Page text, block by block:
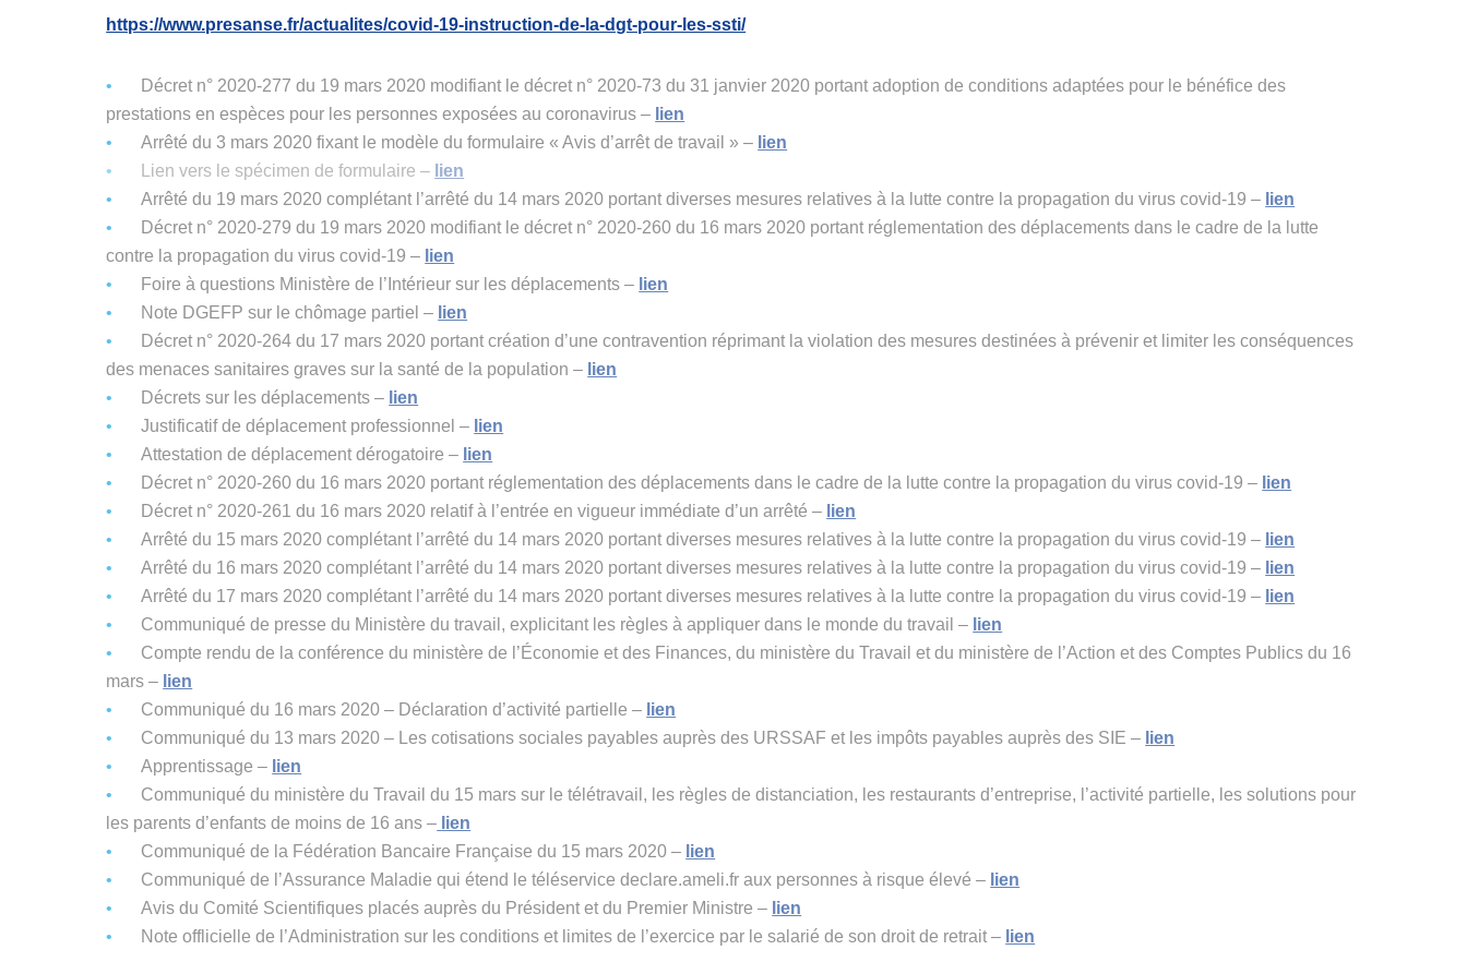
https://www.presanse.fr/actualites/covid-19-instruction-de-la-dgt-pour-les-ssti/
Décret n° 2020-277 du 19 mars 2020 modifiant le décret n° 2020-73 du 31 janvier 2020 portant adoption de conditions adaptées pour le bénéfice des
prestations en espèces pour les personnes exposées au coronavirus – lien
Arrêté du 3 mars 2020 fixant le modèle du formulaire « Avis d’arrêt de travail » – lien
Lien vers le spécimen de formulaire – lien
Arrêté du 19 mars 2020 complétant l’arrêté du 14 mars 2020 portant diverses mesures relatives à la lutte contre la propagation du virus covid-19 – lien
Décret n° 2020-279 du 19 mars 2020 modifiant le décret n° 2020-260 du 16 mars 2020 portant réglementation des déplacements dans le cadre de la lutte
contre la propagation du virus covid-19 – lien
Foire à questions Ministère de l’Intérieur sur les déplacements – lien
Note DGEFP sur le chômage partiel – lien
Décret n° 2020-264 du 17 mars 2020 portant création d’une contravention réprimant la violation des mesures destinées à prévenir et limiter les conséquences
des menaces sanitaires graves sur la santé de la population – lien
Décrets sur les déplacements – lien
Justificatif de déplacement professionnel – lien
Attestation de déplacement dérogatoire – lien
Décret n° 2020-260 du 16 mars 2020 portant réglementation des déplacements dans le cadre de la lutte contre la propagation du virus covid-19 – lien
Décret n° 2020-261 du 16 mars 2020 relatif à l’entrée en vigueur immédiate d’un arrêté – lien
Arrêté du 15 mars 2020 complétant l’arrêté du 14 mars 2020 portant diverses mesures relatives à la lutte contre la propagation du virus covid-19 – lien
Arrêté du 16 mars 2020 complétant l’arrêté du 14 mars 2020 portant diverses mesures relatives à la lutte contre la propagation du virus covid-19 – lien
Arrêté du 17 mars 2020 complétant l’arrêté du 14 mars 2020 portant diverses mesures relatives à la lutte contre la propagation du virus covid-19 – lien
Communiqué de presse du Ministère du travail, explicitant les règles à appliquer dans le monde du travail – lien
Compte rendu de la conférence du ministère de l’Économie et des Finances, du ministère du Travail et du ministère de l’Action et des Comptes Publics du 16
mars – lien
Communiqué du 16 mars 2020 – Déclaration d’activité partielle – lien
Communiqué du 13 mars 2020 – Les cotisations sociales payables auprès des URSSAF et les impôts payables auprès des SIE – lien
Apprentissage – lien
Communiqué du ministère du Travail du 15 mars sur le télétravail, les règles de distanciation, les restaurants d’entreprise, l’activité partielle, les solutions pour
les parents d’enfants de moins de 16 ans – lien
Communiqué de la Fédération Bancaire Française du 15 mars 2020 – lien
Communiqué de l’Assurance Maladie qui étend le téléservice declare.ameli.fr aux personnes à risque élevé – lien
Avis du Comité Scientifiques placés auprès du Président et du Premier Ministre – lien
Note offlicielle de l’Administration sur les conditions et limites de l’exercice par le salarié de son droit de retrait – lien